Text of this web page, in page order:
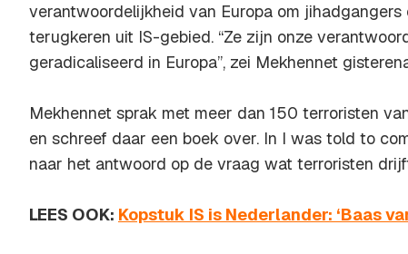
verantwoordelijkheid van Europa om
terugkeren uit IS-gebied. “Ze zijn onze
geradicaliseerd in Europa”, zei Mekhennet
Mekhennet sprak met meer dan 150 terroristen
en schreef daar een boek over. In I was told to
naar het antwoord op de vraag wat terroristen
LEES OOK: Kopstuk IS is Nederlander: ‘Baas